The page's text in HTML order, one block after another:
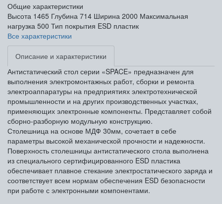
Общие характеристики
Высота 1465 Глубина 714 Ширина 2000 Максимальная
нагрузка 500 Тип покрытия ESD пластик
Все характеристики
Описание и характеристики
Антистатический стол серии «SPACE» предназначен для
выполнения электромонтажных работ, сборки и ремонта
электроаппаратуры на предприятиях электротехнической
промышленности и на других производственных участках,
применяющих электронные компоненты. Представляет собой
сборно-разборную модульную конструкцию.
Столешница на основе МДФ 30мм, сочетает в себе
параметры высокой механической прочности и надежности.
Поверхность столешницы антистатического стола выполнена
из специального сертифицированного ESD пластика
обеспечивает плавное стекание электростатического заряда и
соответствует всем нормам обеспечения ESD безопасности
при работе с электронными компонентами.